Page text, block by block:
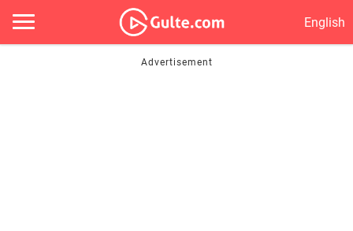
English